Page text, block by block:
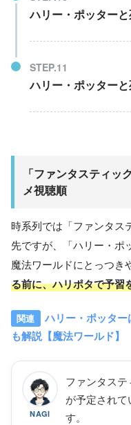
ハリー・ポッター
ハリー・ポッター
「ファンタスティッ
メ視聴順
時系列では「ファンタス
先ですが、「ハリー・ポ
魔法ワールドにとっつき
る前に、ハリポタで予習
ハリー・ポッター
も解説【魔法ワールド】
NAGI
ファンタス
が予定され
す。